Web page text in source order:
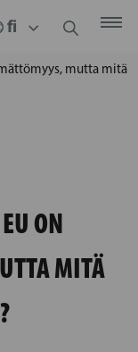
mutta mitä
ON
MITÄ